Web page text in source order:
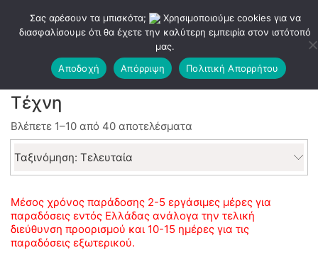
Τέχνη
Βλέπετε 1–10 από 40 αποτελέσματα
by
Ταξινόμηση: Τελευταία
Μέσος χρόνος παράδοσης 2-5 εργάσιμες μέρες για
παραδόσεις εντός Ελλάδας ανάλογα την τελική
διεύθυνση προορισμού και 10-15 ημέρες για τις
παραδόσεις εξωτερικού.
Σας αρέσουν τα μπισκότα;
Χρησιμοποιούμε cookies για να
διασφαλίσουμε ότι θα έχετε την καλύτερη εμπειρία στον ιστότοπό
μας.
Αποδοχή
Απόρριψη Πολιτική Απορρήτου